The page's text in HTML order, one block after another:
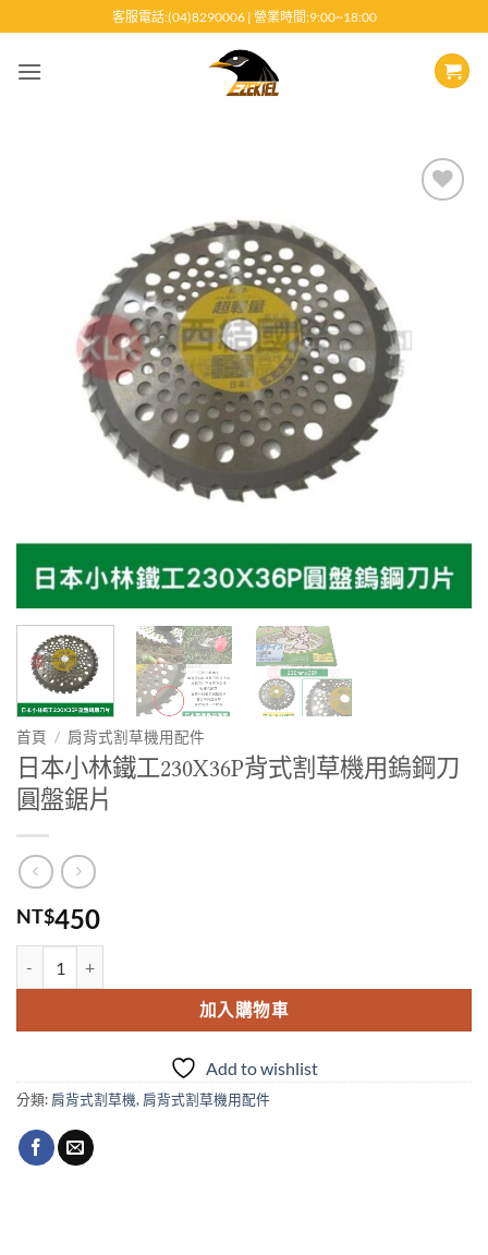
至
客服電話:(04)8290006 | 營業時間:9:00~18:00
首頁 / 肩背式割草機用配件
日本小林鐵工230X36P背式割草機用鎢鋼刀
圓盤鋸片
NT$450
加入購物車
Add to wishlist
分類: 肩背式割草機, 肩背式割草機用配件